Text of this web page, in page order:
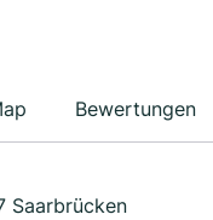
Bewertungen
Saarbrücken